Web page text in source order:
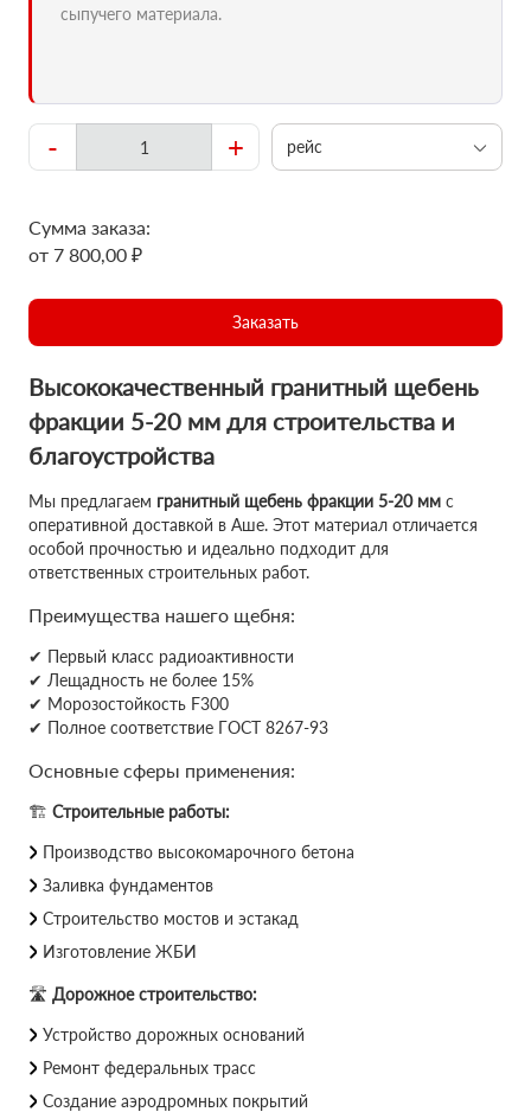
сыпучего материала.
- + рейс
Сумма заказа:
от 7 800,00 ₽
Заказать
Высококачественный гранитный щебень
фракции 5-20 мм для строительства и
благоустройства
Мы предлагаем гранитный щебень фракции 5-20 мм с
оперативной доставкой в Аше. Этот материал отличается
особой прочностью и идеально подходит для
ответственных строительных работ.
Преимущества нашего щебня:
✔ Первый класс радиоактивности
✔ Лещадность не более 15%
✔ Морозостойкость F300
✔ Полное соответствие ГОСТ 8267-93
Основные сферы применения:
🏗 Строительные работы:
Производство высокомарочного бетона
Заливка фундаментов
Строительство мостов и эстакад
Изготовление ЖБИ
🛣 Дорожное строительство:
Устройство дорожных оснований
Ремонт федеральных трасс
Создание аэродромных покрытий